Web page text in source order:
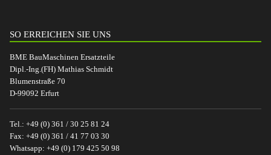
SO ERREICHEN SIE UNS
BME BauMaschinen Ersatzteile
Dipl.-Ing.(FH) Mathias Schmidt
Blumenstraße 70
D-99092 Erfurt
Tel.: +49 (0) 361 / 30 25 81 24
Fax: +49 (0) 361 / 41 77 03 30
Whatsapp: +49 (0) 179 425 50 98